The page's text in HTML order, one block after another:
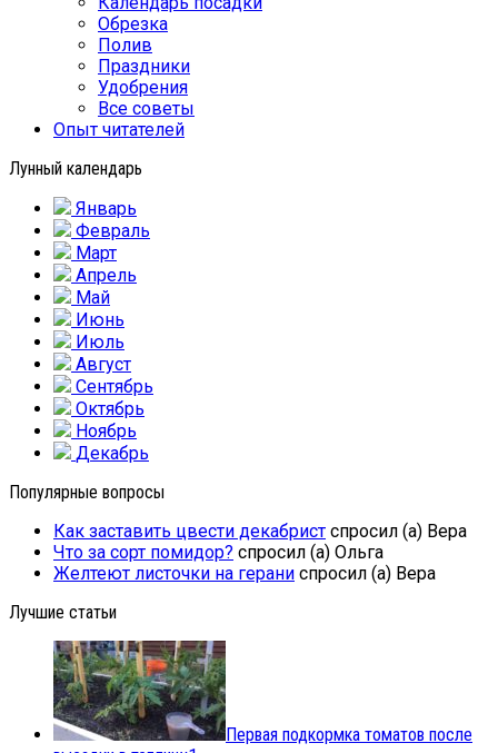
Обрезка
Полив
Праздники
Удобрения
Все советы
Опыт читателей
Лунный календарь
Январь
Февраль
Март
Апрель
Май
Июнь
Июль
Август
Сентябрь
Октябрь
Ноябрь
Декабрь
Популярные вопросы
Как заставить цвести декабрист спросил (а) Вера
Что за сорт помидор? спросил (а) Ольга
Желтеют листочки на герани спросил (а) Вера
Лучшие статьи
Первая подкормка томатов после